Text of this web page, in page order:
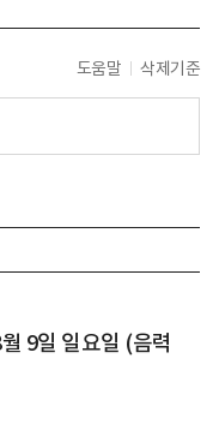
도움말 삭제기준
9일 일요일 (음력